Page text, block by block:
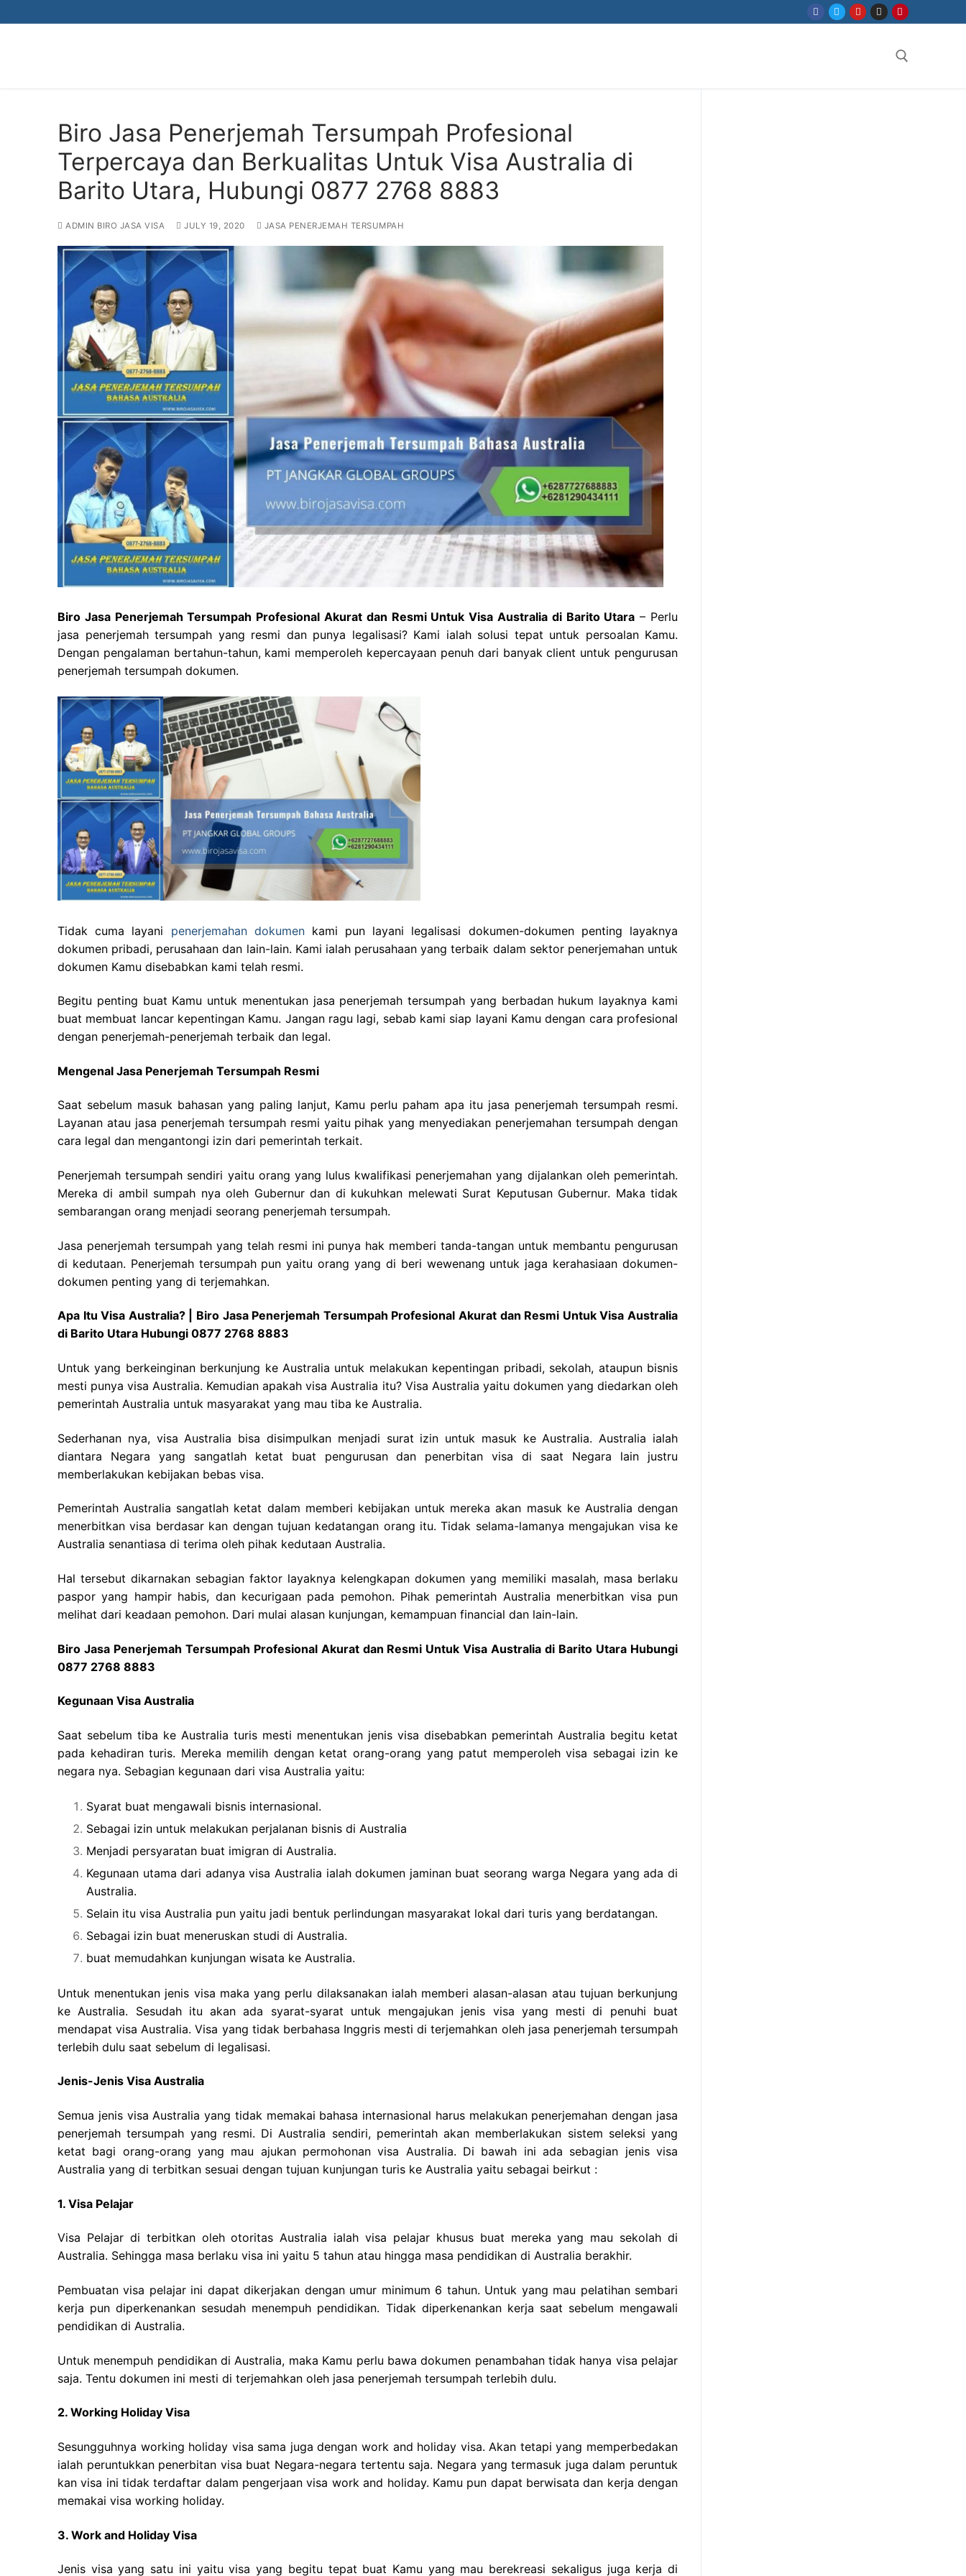
to
Biro Jasa Penerjemah Tersumpah Profesional
Terpercaya dan Berkualitas Untuk Visa Australia di
Barito Utara, Hubungi 0877 2768 8883
ADMIN BIRO JASA VISA JULY 19, 2020 JASA PENERJEMAH TERSUMPAH
Biro Jasa Penerjemah Tersumpah Profesional Akurat dan Resmi Untuk Visa Australia di Barito Utara – Perlu
jasa penerjemah tersumpah yang resmi dan punya legalisasi? Kami ialah solusi tepat untuk persoalan Kamu.
Dengan pengalaman bertahun-tahun, kami memperoleh kepercayaan penuh dari banyak client untuk pengurusan
penerjemah tersumpah dokumen.
Tidak cuma layani penerjemahan dokumenkami pun layani legalisasi dokumen-dokumen penting layaknya
dokumen pribadi, perusahaan dan lain-lain. Kami ialah perusahaan yang terbaik dalam sektor penerjemahan untuk
dokumen Kamu disebabkan kami telah resmi.
Begitu penting buat Kamu untuk menentukan jasa penerjemah tersumpah yang berbadan hukum layaknya kami
buat membuat lancar kepentingan Kamu. Jangan ragu lagi, sebab kami siap layani Kamu dengan cara profesional
dengan penerjemah-penerjemah terbaik dan legal.
Mengenal Jasa Penerjemah Tersumpah Resmi
Saat sebelum masuk bahasan yang paling lanjut, Kamu perlu paham apa itu jasa penerjemah tersumpah resmi.
Layanan atau jasa penerjemah tersumpah resmi yaitu pihak yang menyediakan penerjemahan tersumpah dengan
cara legal dan mengantongi izin dari pemerintah terkait.
Penerjemah tersumpah sendiri yaitu orang yang lulus kwalifikasi penerjemahan yang dijalankan oleh pemerintah.
Mereka di ambil sumpah nya oleh Gubernur dan di kukuhkan melewati Surat Keputusan Gubernur. Maka tidak
sembarangan orang menjadi seorang penerjemah tersumpah.
Jasa penerjemah tersumpah yang telah resmi ini punya hak memberi tanda-tangan untuk membantu pengurusan
di kedutaan. Penerjemah tersumpah pun yaitu orang yang di beri wewenang untuk jaga kerahasiaan dokumen-
dokumen penting yang di terjemahkan.
Apa Itu Visa Australia? | Biro Jasa Penerjemah Tersumpah Profesional Akurat dan Resmi Untuk Visa Australia
di Barito Utara Hubungi 0877 2768 8883
Untuk yang berkeinginan berkunjung ke Australia untuk melakukan kepentingan pribadi, sekolah, ataupun bisnis
mesti punya visa Australia. Kemudian apakah visa Australia itu? Visa Australia yaitu dokumen yang diedarkan oleh
pemerintah Australia untuk masyarakat yang mau tiba ke Australia.
Sederhanan nya, visa Australia bisa disimpulkan menjadi surat izin untuk masuk ke Australia. Australia ialah
diantara Negara yang sangatlah ketat buat pengurusan dan penerbitan visa di saat Negara lain justru
memberlakukan kebijakan bebas visa.
Pemerintah Australia sangatlah ketat dalam memberi kebijakan untuk mereka akan masuk ke Australia dengan
menerbitkan visa berdasar kan dengan tujuan kedatangan orang itu. Tidak selama-lamanya mengajukan visa ke
Australia senantiasa di terima oleh pihak kedutaan Australia.
Hal tersebut dikarnakan sebagian faktor layaknya kelengkapan dokumen yang memiliki masalah, masa berlaku
paspor yang hampir habis, dan kecurigaan pada pemohon. Pihak pemerintah Australia menerbitkan visa pun
melihat dari keadaan pemohon. Dari mulai alasan kunjungan, kemampuan financial dan lain-lain.
Biro Jasa Penerjemah Tersumpah Profesional Akurat dan Resmi Untuk Visa Australia di Barito Utara Hubungi
0877 2768 8883
Kegunaan Visa Australia
Saat sebelum tiba ke Australia turis mesti menentukan jenis visa disebabkan pemerintah Australia begitu ketat
pada kehadiran turis. Mereka memilih dengan ketat orang-orang yang patut memperoleh visa sebagai izin ke
negara nya. Sebagian kegunaan dari visa Australia yaitu:
Syarat buat mengawali bisnis internasional.
Sebagai izin untuk melakukan perjalanan bisnis di Australia
Menjadi persyaratan buat imigran di Australia.
Kegunaan utama dari adanya visa Australia ialah dokumen jaminan buat seorang warga Negara yang ada di
Australia.
Selain itu visa Australia pun yaitu jadi bentuk perlindungan masyarakat lokal dari turis yang berdatangan.
Sebagai izin buat meneruskan studi di Australia.
buat memudahkan kunjungan wisata ke Australia.
Untuk menentukan jenis visa maka yang perlu dilaksanakan ialah memberi alasan-alasan atau tujuan berkunjung
ke Australia. Sesudah itu akan ada syarat-syarat untuk mengajukan jenis visa yang mesti di penuhi buat
mendapat visa Australia. Visa yang tidak berbahasa Inggris mesti di terjemahkan oleh jasa penerjemah tersumpah
terlebih dulu saat sebelum di legalisasi.
Jenis-Jenis Visa Australia
Semua jenis visa Australia yang tidak memakai bahasa internasional harus melakukan penerjemahan dengan jasa
penerjemah tersumpah yang resmi. Di Australia sendiri, pemerintah akan memberlakukan sistem seleksi yang
ketat bagi orang-orang yang mau ajukan permohonan visa Australia. Di bawah ini ada sebagian jenis visa
Australia yang di terbitkan sesuai dengan tujuan kunjungan turis ke Australia yaitu sebagai beirkut :
1. Visa Pelajar
Visa Pelajar di terbitkan oleh otoritas Australia ialah visa pelajar khusus buat mereka yang mau sekolah di
Australia. Sehingga masa berlaku visa ini yaitu 5 tahun atau hingga masa pendidikan di Australia berakhir.
Pembuatan visa pelajar ini dapat dikerjakan dengan umur minimum 6 tahun. Untuk yang mau pelatihan sembari
kerja pun diperkenankan sesudah menempuh pendidikan. Tidak diperkenankan kerja saat sebelum mengawali
pendidikan di Australia.
Untuk menempuh pendidikan di Australia, maka Kamu perlu bawa dokumen penambahan tidak hanya visa pelajar
saja. Tentu dokumen ini mesti di terjemahkan oleh jasa penerjemah tersumpah terlebih dulu.
2. Working Holiday Visa
Sesungguhnya working holiday visa sama juga dengan work and holiday visa. Akan tetapi yang memperbedakan
ialah peruntukkan penerbitan visa buat Negara-negara tertentu saja. Negara yang termasuk juga dalam peruntuk
kan visa ini tidak terdaftar dalam pengerjaan visa work and holiday. Kamu pun dapat berwisata dan kerja dengan
memakai visa working holiday.
3. Work and Holiday Visa
Jenis visa yang satu ini yaitu visa yang begitu tepat buat Kamu yang mau berekreasi sekaligus juga kerja di